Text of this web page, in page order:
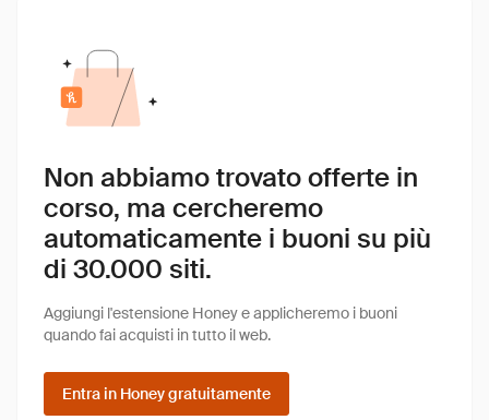
Non abbiamo trovato offerte in
corso, ma cercheremo
automaticamente i buoni su più
di 30.000 siti.
Aggiungi l'estensione Honey e applicheremo i buoni
quando fai acquisti in tutto il web.
Entra in Honey gratuitamente